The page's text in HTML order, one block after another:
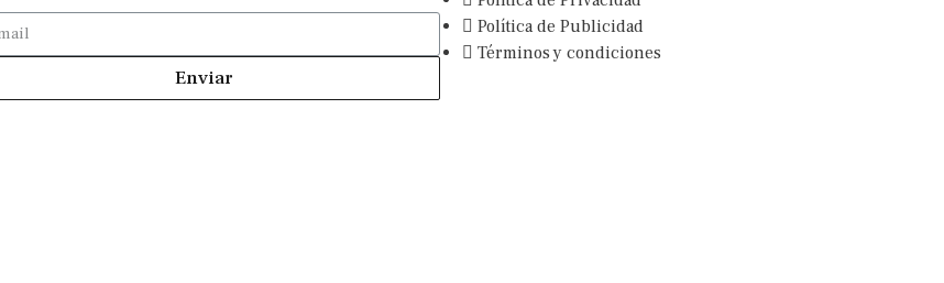
Enviar
Política de Publicidad
Términos y condiciones